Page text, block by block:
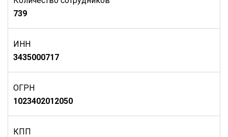
739
ИНН
3435000717
ОГРН
1023402012050
КПП